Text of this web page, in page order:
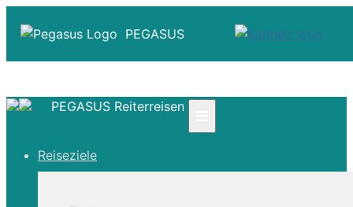
PEGASUS
☎ Deutschland 0800 - 505 18 01
PEGASUS Reiterreisen
Reiseziele